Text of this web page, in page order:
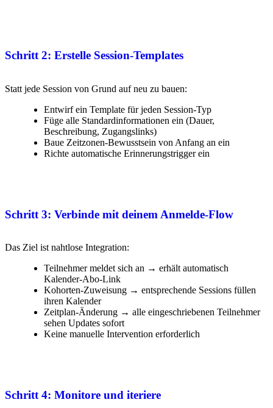
Schritt 2: Erstelle Session-Templates
Statt jede Session von Grund auf neu zu bauen:
Entwirf ein Template für jeden Session-Typ
Füge alle Standardinformationen ein (Dauer,
Beschreibung, Zugangslinks)
Baue Zeitzonen-Bewusstsein von Anfang an ein
Richte automatische Erinnerungstrigger ein
Schritt 3: Verbinde mit deinem Anmelde-Flow
Das Ziel ist nahtlose Integration:
Teilnehmer meldet sich an → erhält automatisch
Kalender-Abo-Link
Kohorten-Zuweisung → entsprechende Sessions füllen
ihren Kalender
Zeitplan-Änderung → alle eingeschriebenen Teilnehmer
sehen Updates sofort
Keine manuelle Intervention erforderlich
Schritt 4: Monitore und iteriere